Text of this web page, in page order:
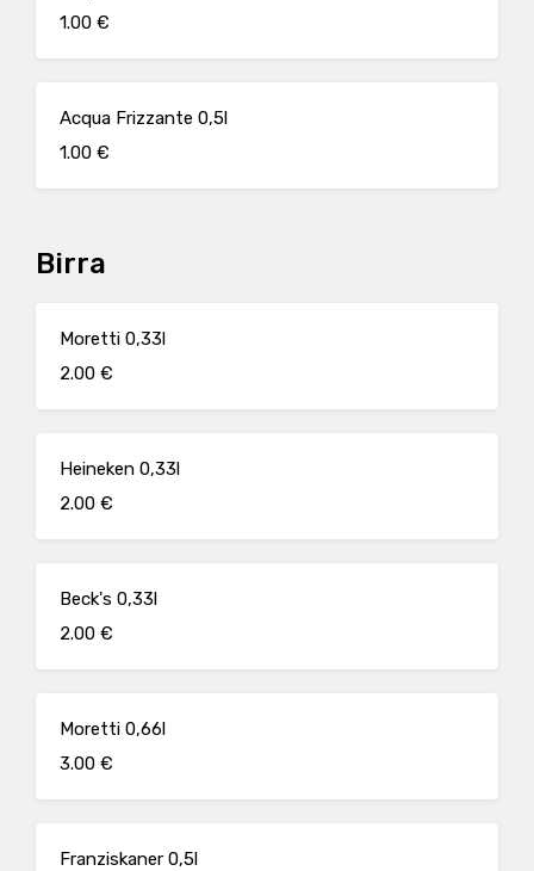
1.00 €
Acqua Frizzante 0,5l
1.00 €
Birra
Moretti 0,33l
2.00 €
Heineken 0,33l
2.00 €
Beck's 0,33l
2.00 €
Moretti 0,66l
3.00 €
Franziskaner 0,5l